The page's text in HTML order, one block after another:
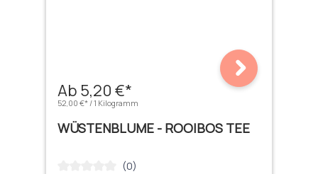
Ab 5,20 €*
52,00 €* / 1 Kilogramm
WÜSTENBLUME - ROOIBOS TEE
Durchschnittliche Bewertung von 0 von 5 Sternen
(0)